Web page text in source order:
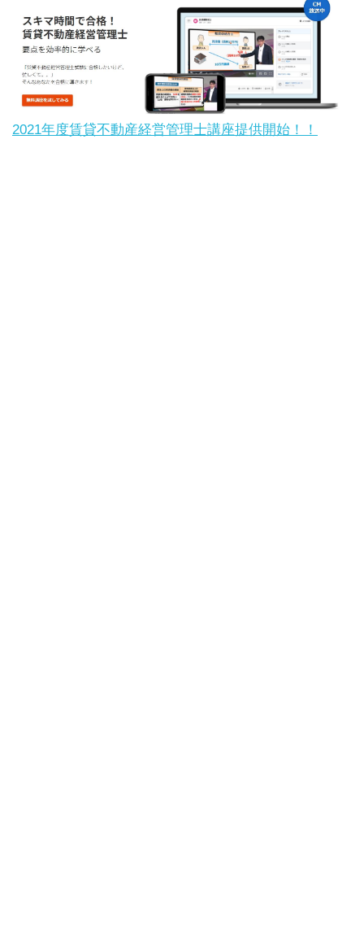
2021年度賃貸不動産経営管理士講座提供開始！！